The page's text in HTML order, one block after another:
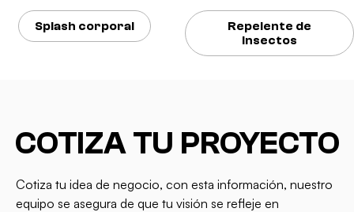
Splash corporal
Repelente de
insectos
COTIZA TU PROYECTO
Cotiza tu idea de negocio, con esta información, nuestro
equipo se asegura de que tu visión se refleje en